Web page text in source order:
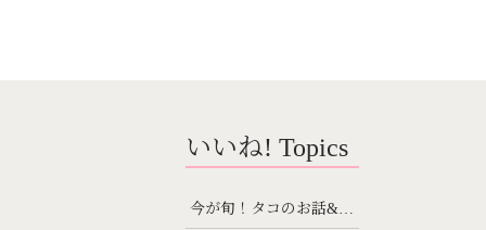
いいね! Topics
今が旬！タコのお話&…